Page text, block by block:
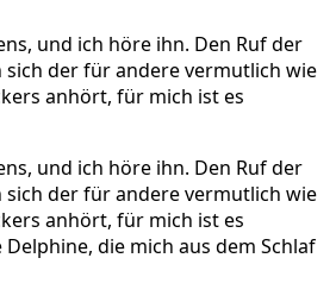
und ich höre ihn. Den Ruf der
sich der für andere vermutlich wie
anhört, für mich ist es
und ich höre ihn. Den Ruf der
sich der für andere vermutlich wie
anhört, für mich ist es
die mich aus dem Schlaf